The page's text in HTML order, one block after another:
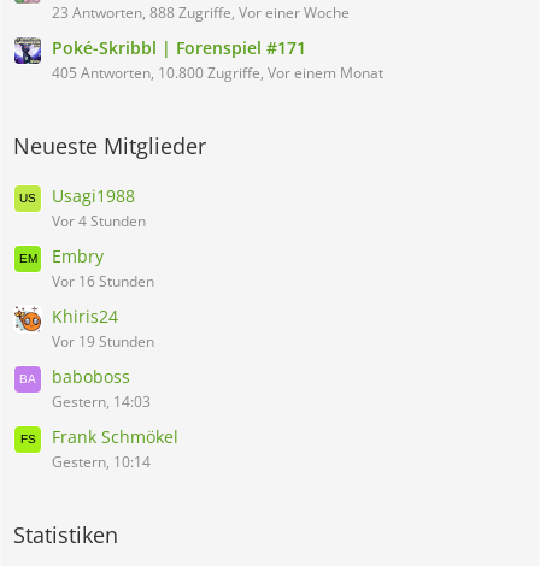
23 Antworten, 888 Zugriffe, Vor einer Woche
Poké-Skribbl | Forenspiel #171
405 Antworten, 10.800 Zugriffe, Vor einem Monat
Neueste Mitglieder
Usagi1988
Vor 4 Stunden
Embry
Vor 16 Stunden
Khiris24
Vor 19 Stunden
baboboss
Gestern, 14:03
Frank Schmökel
Gestern, 10:14
Statistiken